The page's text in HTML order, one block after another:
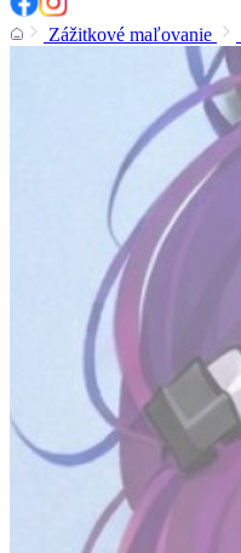
Zážitkové maľovanie